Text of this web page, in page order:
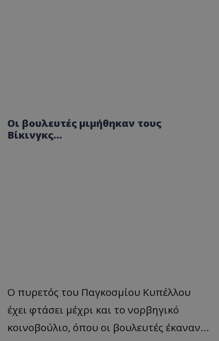
Οι βουλευτές μιμήθηκαν τους
Βίκινγκς...
Ο πυρετός του Παγκοσμίου Κυπέλλου
έχει φτάσει μέχρι και το νορβηγικό
κοινοβούλιο, όπου οι βουλευτές έκαναν...